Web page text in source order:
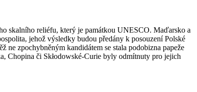
skalního reliéfu, který je památkou UNESCO. Maďarsko a
jehož výsledky budou předány k posouzení Polské
zpochybněným kandidátem se stala podobizna papeže
Chopina či Skłodowské-Curie byly odmítnuty pro jejich